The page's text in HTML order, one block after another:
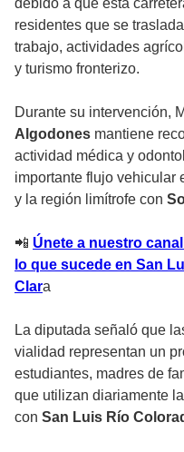
debido a que esta
residentes que se
trabajo, actividades
y turismo fronterizo.
Durante su intervención,
Algodones mantiene
actividad médica y
importante flujo vehicular
y la región limítrofe con
📲 Únete a nuestro
lo que sucede en San
Clara
La diputada señaló que
vialidad representan un
estudiantes, madres de
que utilizan diariamente
con San Luis Río